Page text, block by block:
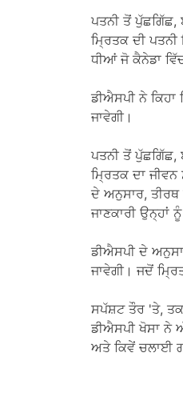
ਪਤਨੀ ਤੋਂ ਪੁੱਛਗਿੱਛ,
ਮ੍ਰਿਤਕ ਦੀ
ਧੀਆਂ ਜੋ ਕੈਨੇਡਾ
ਡੀਐਸਪੀ ਨੇ
ਜਾਵੇਗੀ।
ਪਤਨੀ ਤੋਂ
ਮ੍ਰਿਤਕ ਦਾ
ਦੇ ਅਨੁਸਾਰ,
ਜਾਣਕਾਰੀ ਉਨ੍ਹਾਂ
ਡੀਐਸਪੀ ਦੇ
ਜਾਵੇਗੀ। ਜਦੋਂ
ਸਪੱਸ਼ਟ ਤੌਰ 'ਤੇ,
ਡੀਐਸਪੀ ਖੋਸਾ ਨੇ
ਅਤੇ ਕਿਵੇਂ ਚਲਾਈ